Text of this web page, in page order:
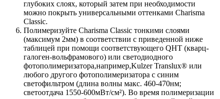
глубоких слоях, который затем при необходимости
можно покрыть универсальными оттенками Charisma
Classic.
Полимеризуйте Charisma Classic тонкими слоями
(максимум 2мм) в соответствии с приведенной ниже
таблицей при помощи соответствующего QHT (кварц-
галоген-вольфрамового) или светодиодного
фотополимеризатора,например,Kulzer Translux® или
любого другого фотополимеризатора с синим
светофильтром (длина волны макс. 460-470нм;
светоотдача 1550-600мВт/см²). Во время полимеризации